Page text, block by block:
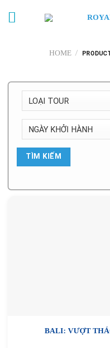
HOME /
TÌM KIẾM
BALI: VƯỢT